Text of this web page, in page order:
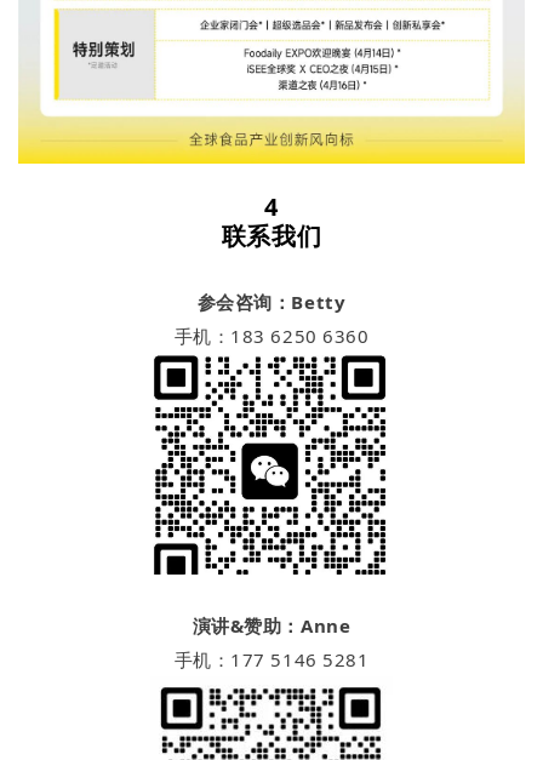
4
联系我们
参会咨询：Betty
手机：183 6250 6360
演讲&赞助：Anne
手机：177 5146 5281